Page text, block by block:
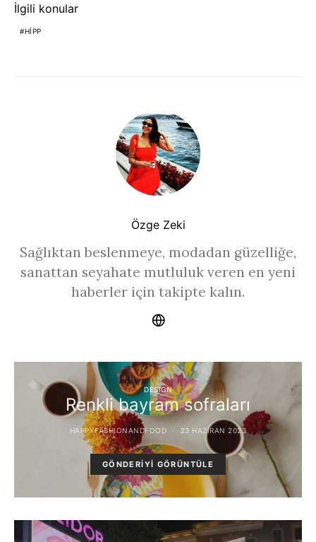
İlgili konular
HIPP
Özge Zeki
Sağlıktan beslenmeye, modadan güzelliğe,
sanattan seyahate mutluluk veren en yeni
haberler için takipte kalın.
DESIGN
Renkli bayram sofraları
HAPPYFASHIONANDFOOD 23 HAZIRAN 2023
GÖNDERIYI GÖRÜNTÜLE